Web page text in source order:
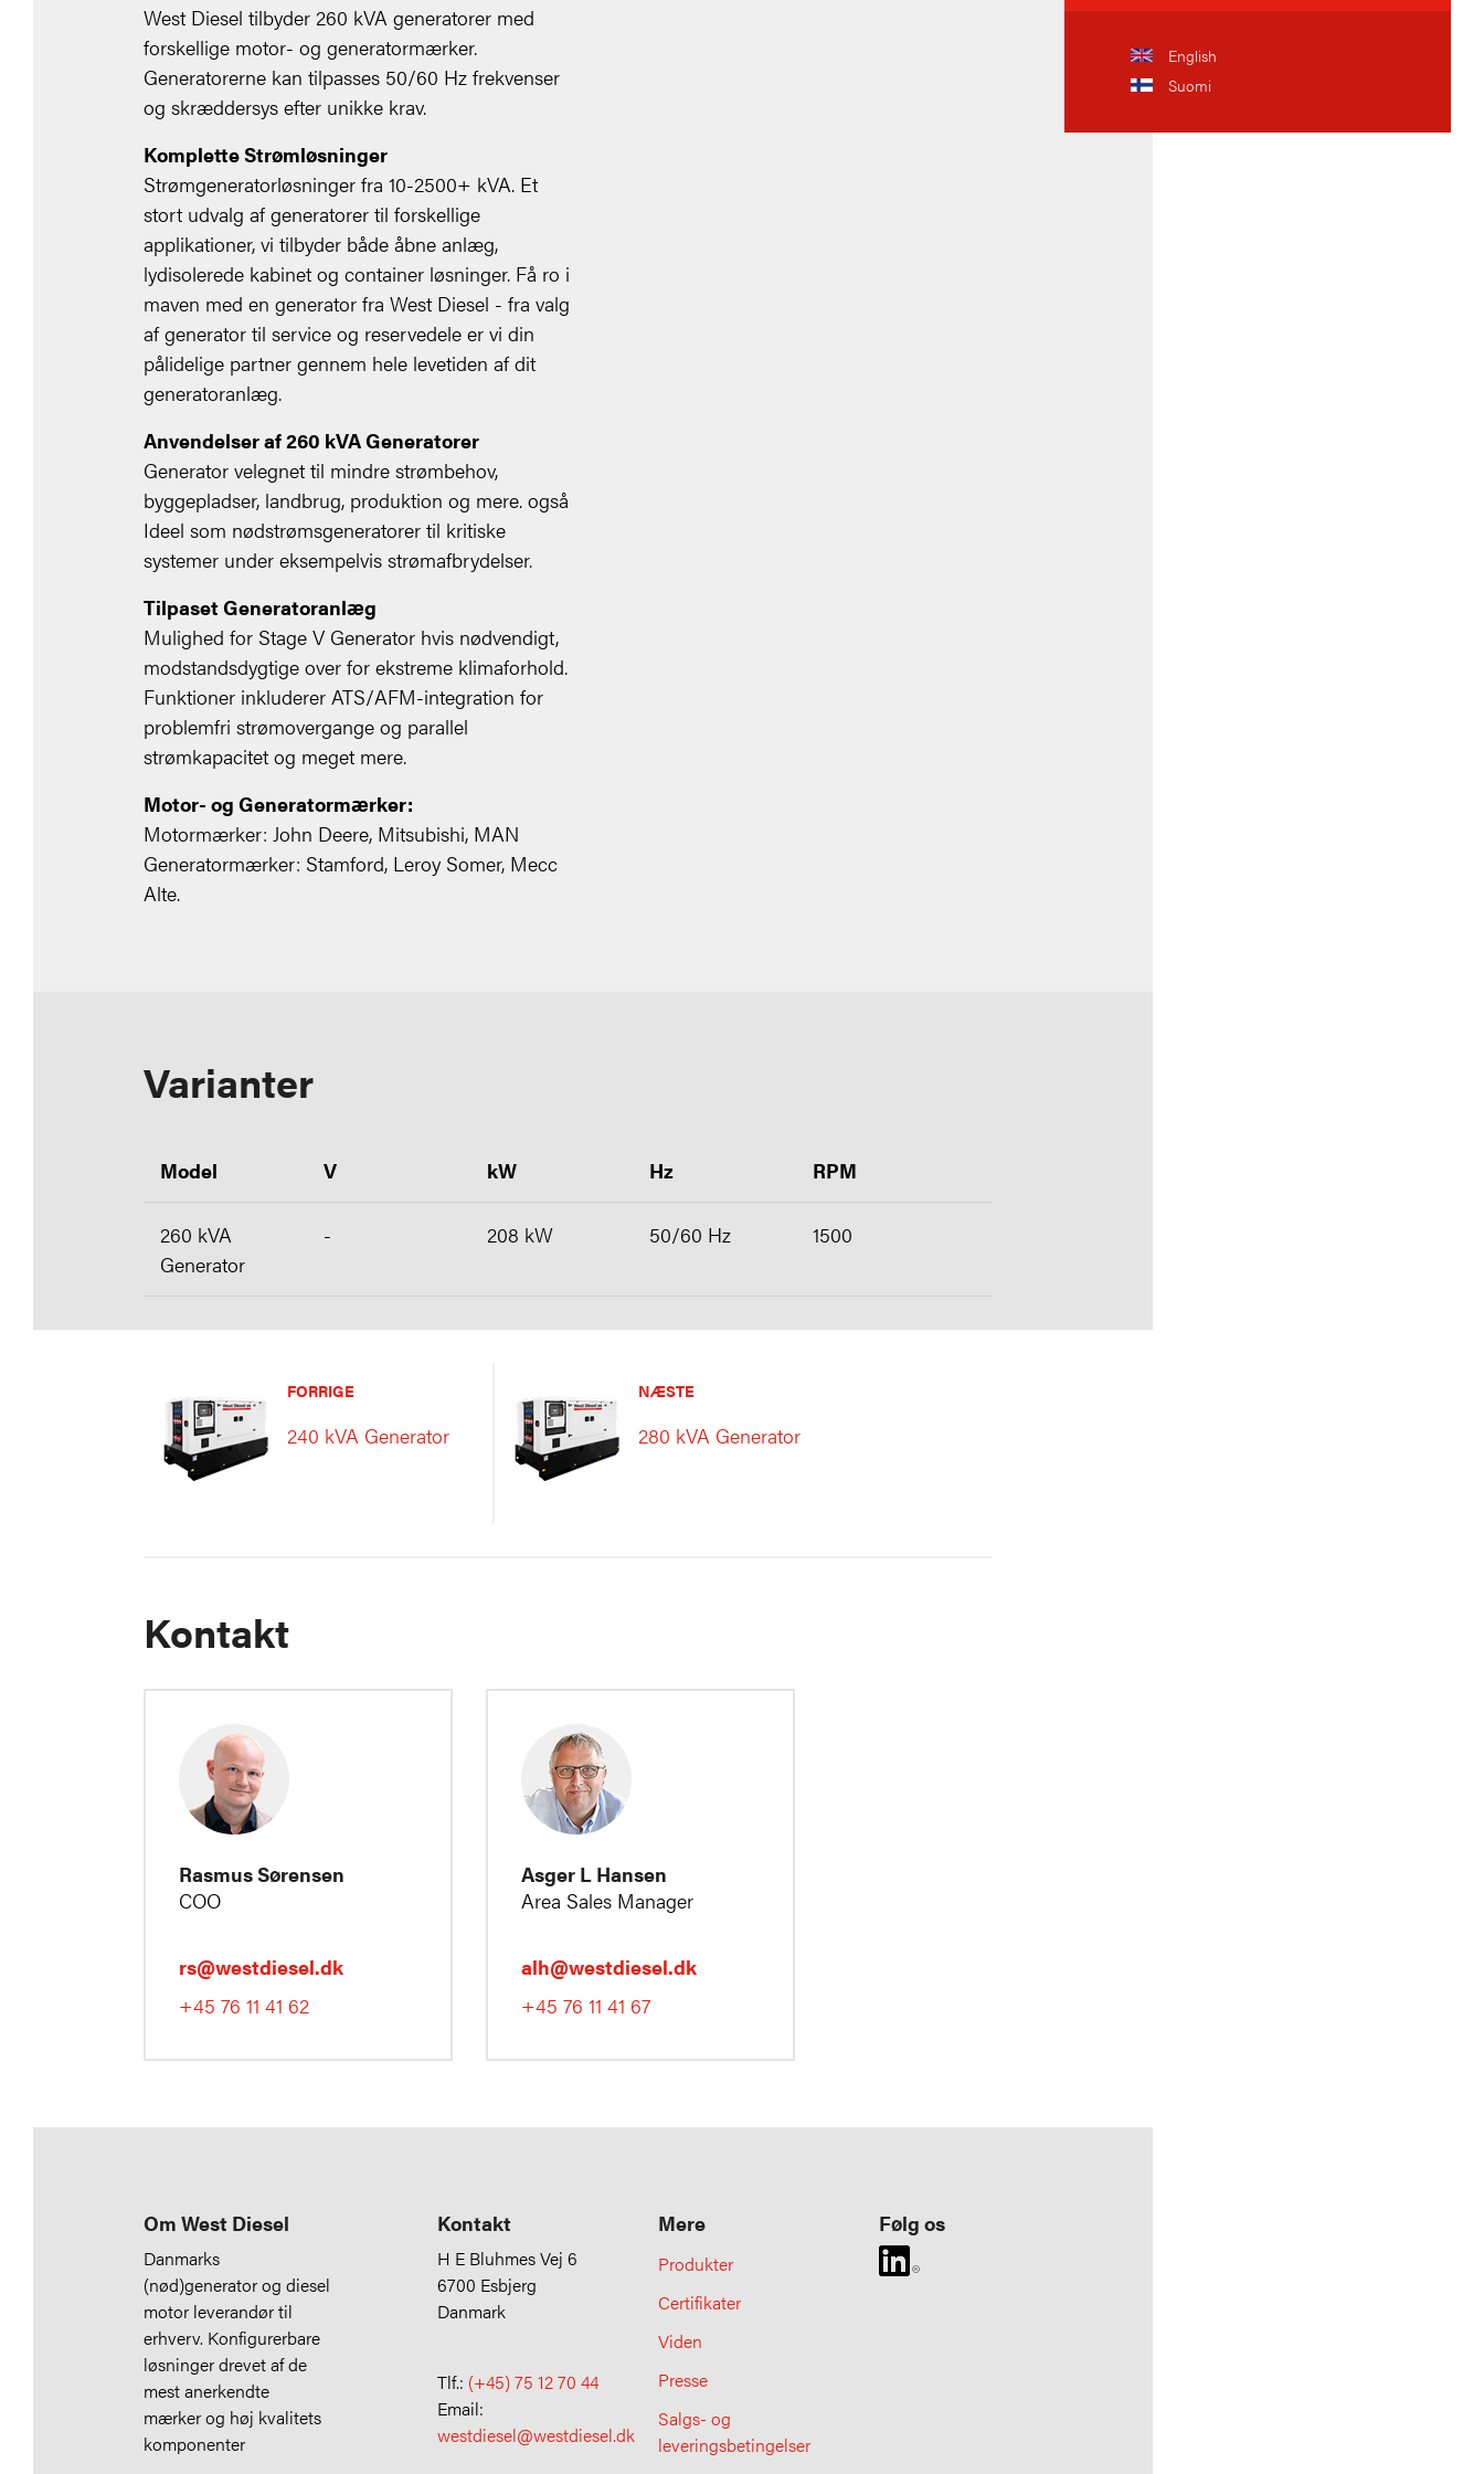
English
Suomi
West Diesel tilbyder 260 kVA generatorer med
forskellige motor- og generatormærker.
Generatorerne kan tilpasses 50/60 Hz frekvenser
og skræddersys efter unikke krav.
Komplette Strømløsninger
Strømgeneratorløsninger fra 10-2500+ kVA. Et
stort udvalg af generatorer til forskellige
applikationer, vi tilbyder både åbne anlæg,
lydisolerede kabinet og container løsninger. Få ro i
maven med en generator fra West Diesel - fra valg
af generator til service og reservedele er vi din
pålidelige partner gennem hele levetiden af dit
generatoranlæg.
Anvendelser af 260 kVA Generatorer
Generator velegnet til mindre strømbehov,
byggepladser, landbrug, produktion og mere. også
Ideel som nødstrømsgeneratorer til kritiske
systemer under eksempelvis strømafbrydelser.
Tilpaset Generatoranlæg
Mulighed for Stage V Generator hvis nødvendigt,
modstandsdygtige over for ekstreme klimaforhold.
Funktioner inkluderer ATS/AFM-integration for
problemfri strømovergange og parallel
strømkapacitet og meget mere.
Motor- og Generatormærker:
Motormærker: John Deere, Mitsubishi, MAN
Generatormærker: Stamford, Leroy Somer, Mecc
Alte.
Varianter
Model V kW Hz RPM
260 kVA
Generator
- 208 kW 50/60 Hz 1500
FORRIGE
240 kVA Generator
NÆSTE
280 kVA Generator
Kontakt
Rasmus Sørensen
COO
rs@westdiesel.dk
+45 76 11 41 62
Asger L Hansen
Area Sales Manager
alh@westdiesel.dk
+45 76 11 41 67
Om West Diesel
Danmarks
(nød)generator og diesel
motor leverandør til
erhverv. Konfigurerbare
løsninger drevet af de
mest anerkendte
mærker og høj kvalitets
komponenter
Kontakt
H E Bluhmes Vej 6
6700 Esbjerg
Danmark
Tlf.: (+45) 75 12 70 44
Email:
westdiesel@westdiesel.dk
Mere
Produkter
Certifikater
Viden
Presse
Salgs- og
leveringsbetingelser
Følg os